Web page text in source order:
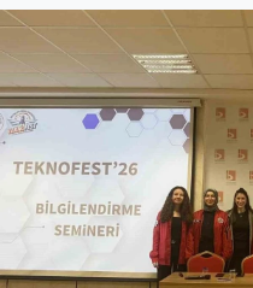
Gündem
Haber
Haber İlanlar
Kültür-Sanat
Magazin